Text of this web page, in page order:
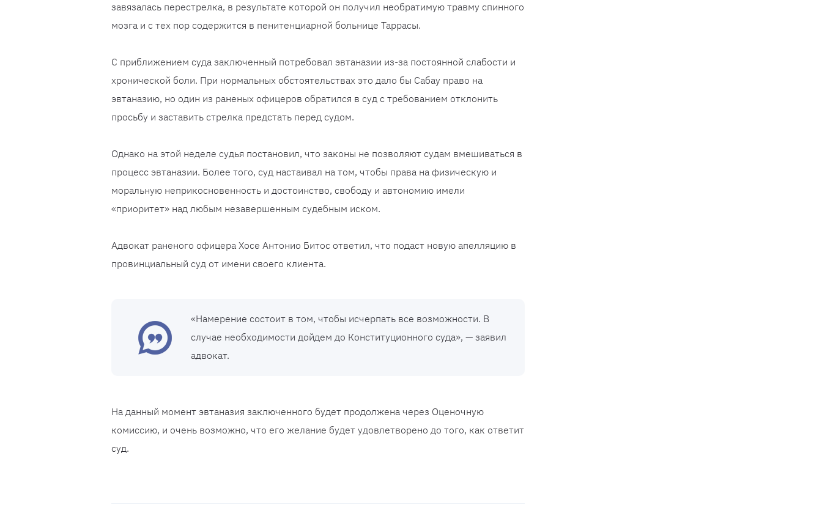
завязалась перестрелка, в результате которой он получил необратимую травму спинного
мозга и с тех пор содержится в пенитенциарной больнице Таррасы.
С приближением суда заключенный потребовал эвтаназии из-за постоянной слабости и
хронической боли. При нормальных обстоятельствах это дало бы Сабау право на
эвтаназию, но один из раненых офицеров обратился в суд с требованием отклонить
просьбу и заставить стрелка предстать перед судом.
Однако на этой неделе судья постановил, что законы не позволяют судам вмешиваться в
процесс эвтаназии. Более того, суд настаивал на том, чтобы права на физическую и
моральную неприкосновенность и достоинство, свободу и автономию имели
«приоритет» над любым незавершенным судебным иском.
Адвокат раненого офицера Хосе Антонио Битос ответил, что подаст новую апелляцию в
провинциальный суд от имени своего клиента.
«Намерение состоит в том, чтобы исчерпать все возможности. В
случае необходимости дойдем до Конституционного суда», — заявил
адвокат.
На данный момент эвтаназия заключенного будет продолжена через Оценочную
комиссию, и очень возможно, что его желание будет удовлетворено до того, как ответит
суд.